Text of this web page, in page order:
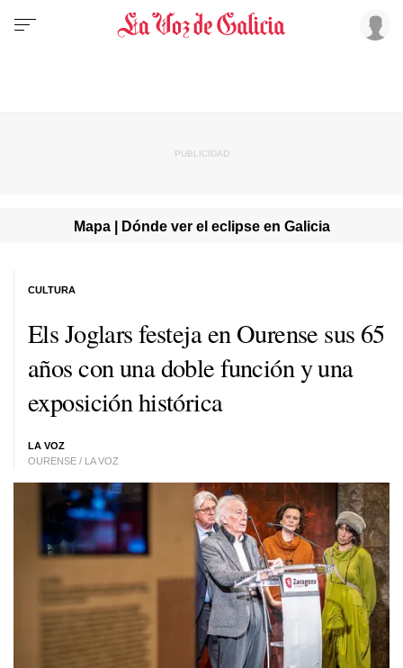
Mapa | Dónde ver el eclipse en Galicia
Els Joglars festeja en Ourense sus 65
años con una doble función y una
exposición histórica
LA VOZ
OURENSE / LA VOZ
CULTURA